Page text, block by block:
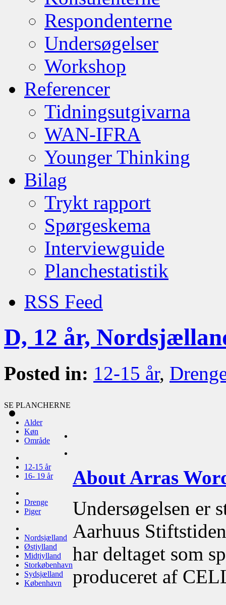
Respondenterne
Undersøgelser
Workshop
Referencer
Tidningsutgivarna
WAN-IFRA
Younger Thinking
Bilag
Trykt rapport
Spørgeskema
Interviewguide
Planchestatistik
RSS Feed
D, 12 år,
Posted in: 12-15 år,
SE PLANCHERNE
Alder
Køn
Område
12-15 år
16- 19 år
Drenge
Piger
Nordsjælland
Østjylland
Midtjylland
Storkøbenhavn
Sydsjælland
København
About Arras
Undersøgelsen er
Aarhuus
har deltaget som
produceret af